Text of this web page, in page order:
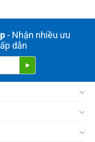
- Nhận nhiều ưu
dẫn